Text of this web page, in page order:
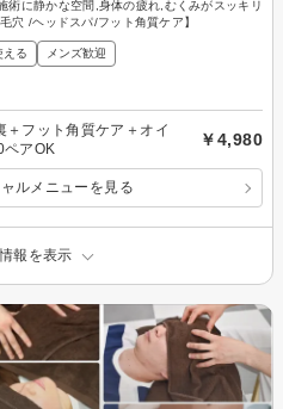
に静かな空間,身体の疲れ,むくみがスッキリ
穴 /ヘッドスパ/フット角質ケア】
える メンズ歓迎
＋フット角質ケア＋オイ
4980ペアOK
￥4,980
ルメニューを見る
報を表示